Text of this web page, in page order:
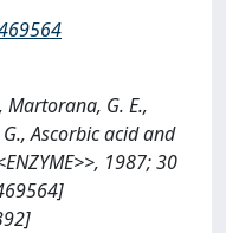
Martorana, G. E.,
Ascorbic acid and
1987; 30